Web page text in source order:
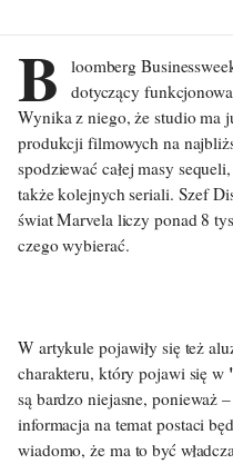
B
loomberg
dotyczący
Wynika z niego, że studio ma
produkcji filmowych na
spodziewać całej masy
także kolejnych seriali. Szef
świat Marvela liczy ponad 8
czego wybierać.
W artykule pojawiły się też
charakteru, który pojawi się w
są bardzo niejasne, ponieważ
informacja na temat postaci
wiadomo, że ma to być